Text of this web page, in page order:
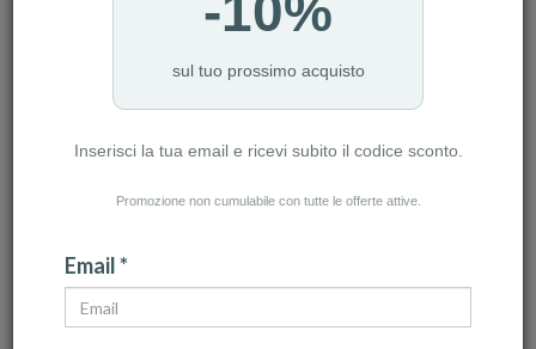
PANDORA PANDORA
sul tuo prossimo acquisto
Inserisci la tua email e ricevi subito il codice sconto.
Promozione non cumulabile con tutte le offerte attive.
Email *